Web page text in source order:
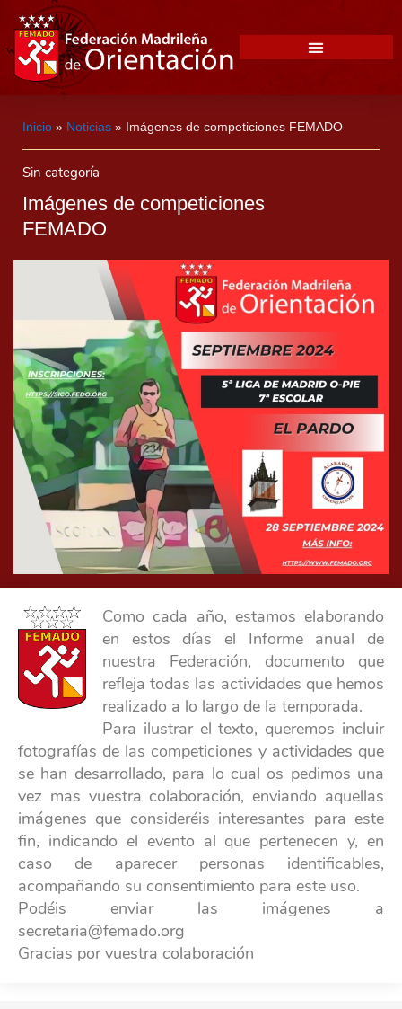
Inicio » Noticias » Imágenes de competiciones FEMADO
Sin categoría
Imágenes de competiciones
FEMADO
Como cada año, estamos elaborando
en estos días el Informe anual de
nuestra Federación, documento que
refleja todas las actividades que hemos
realizado a lo largo de la temporada.
Para ilustrar el texto, queremos incluir
fotografías de las competiciones y actividades que
se han desarrollado, para lo cual os pedimos una
vez mas vuestra colaboración, enviando aquellas
imágenes que consideréis interesantes para este
fin, indicando el evento al que pertenecen y, en
caso de aparecer personas identificables,
acompañando su consentimiento para este uso.
Podéis enviar las imágenes a
secretaria@femado.org
Gracias por vuestra colaboración